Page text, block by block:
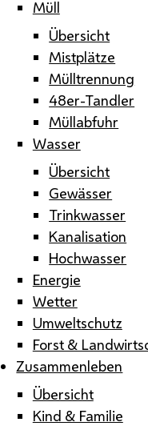
Müll
Übersicht
Mistplätze
Mülltrennung
48er-Tandler
Müllabfuhr
Wasser
Übersicht
Gewässer
Trinkwasser
Kanalisation
Hochwasser
Energie
Wetter
Umweltschutz
Forst &
Zusammenleben
Übersicht
Kind & Familie